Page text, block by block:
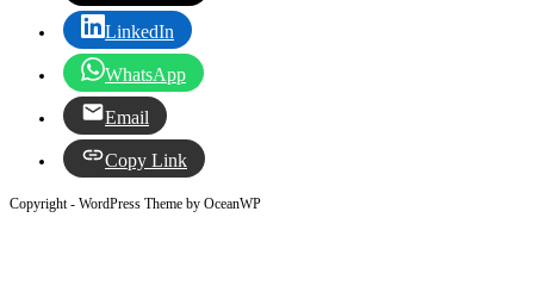
LinkedIn
WhatsApp
Email
Copy Link
Copyright - WordPress Theme by OceanWP